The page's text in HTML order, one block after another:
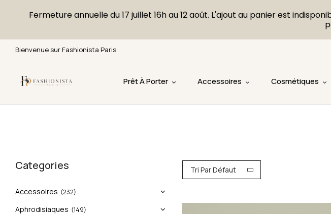
Bienvenue sur Fashionista Paris
Prêt À Porter Accessoires Cosmétiques
Categories
Accessoires (232)
Aphrodisiaques (149)
Tri Par Défaut
Fermeture annuelle du 17 juillet 16h au 12 août. L'ajout au panier est